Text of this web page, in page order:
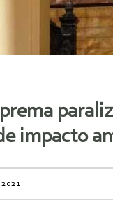
impacto
2021